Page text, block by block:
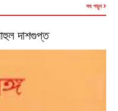
সব পড়ুন
দাশগুপ্ত